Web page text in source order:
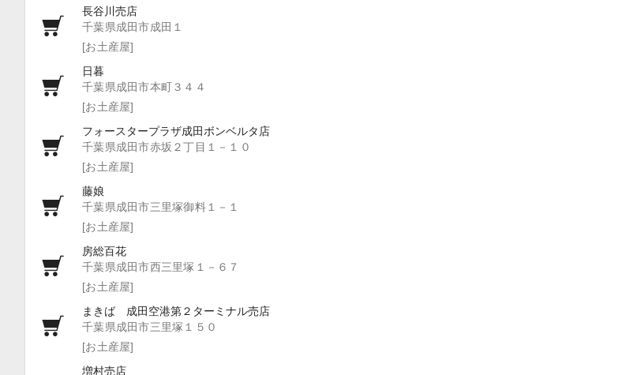
長谷川売店
千葉県成田市成田１
[お土産屋]
日暮
千葉県成田市本町３４４
[お土産屋]
フォースタープラザ成田ボンベルタ店
千葉県成田市赤坂２丁目１－１０
[お土産屋]
藤娘
千葉県成田市三里塚御料１－１
[お土産屋]
房総百花
千葉県成田市西三里塚１－６７
[お土産屋]
まきば 成田空港第２ターミナル売店
千葉県成田市三里塚１５０
[お土産屋]
増村売店